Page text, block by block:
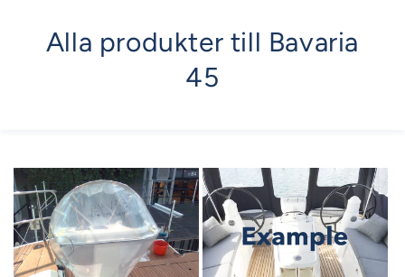
Alla produkter till Bavaria
45